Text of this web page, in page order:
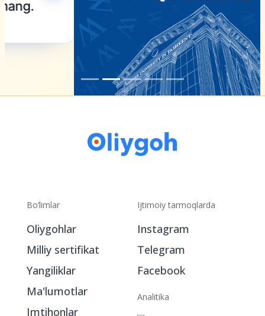
Bo‘limlar
Oliygohlar
Milliy sertifikat
Yangiliklar
Ma'lumotlar
Imtihonlar
Ijtimoiy tarmoqlarda
Instagram
Telegram
Facebook
Analitika